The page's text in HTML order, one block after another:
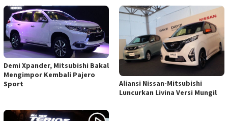
Demi Xpander, Mitsubishi Bakal
Mengimpor Kembali Pajero
Sport
Aliansi Nissan-Mitsubishi
Luncurkan Livina Versi Mungil